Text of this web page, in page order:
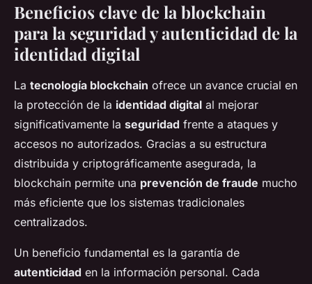
Beneficios clave de la blockchain
para la seguridad y autenticidad de la
identidad digital
La tecnología blockchain ofrece un avance crucial en
la protección de la identidad digital al mejorar
significativamente la seguridad frente a ataques y
accesos no autorizados. Gracias a su estructura
distribuida y criptográficamente asegurada, la
blockchain permite una prevención de fraude mucho
más eficiente que los sistemas tradicionales
centralizados.
Un beneficio fundamental es la garantía de
autenticidad en la información personal. Cada